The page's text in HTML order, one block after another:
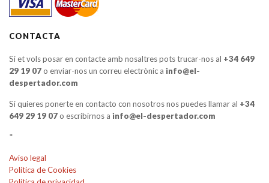
CONTACTA
Si et vols posar en contacte amb nosaltres pots trucar-nos al +34 649
29 19 07o enviar-nos un correu electrònic a info@el-
despertador.com
Si quieres ponerte en contacto con nosotros nos puedes llamar al +34
649 29 19 07o escribirnos a info@el-despertador.com
*
Aviso legal
Política de Cookies